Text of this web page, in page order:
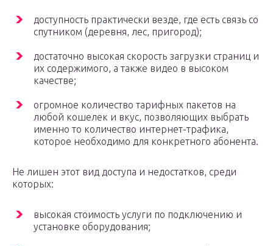
доступность практически везде, где есть связь со
спутником (деревня, лес, пригород);
достаточно высокая скорость загрузки страниц и
их содержимого, а также видео в высоком
качестве;
огромное количество тарифных пакетов на
любой кошелек и вкус, позволяющих выбрать
именно то количество интернет-трафика,
которое необходимо для конкретного абонента.
Не лишен этот вид доступа и недостатков, среди
которых:
высокая стоимость услуги по подключению и
установке оборудования;